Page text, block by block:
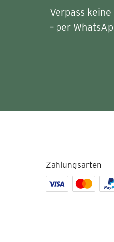
Verpass
– per
Zahlungsarten